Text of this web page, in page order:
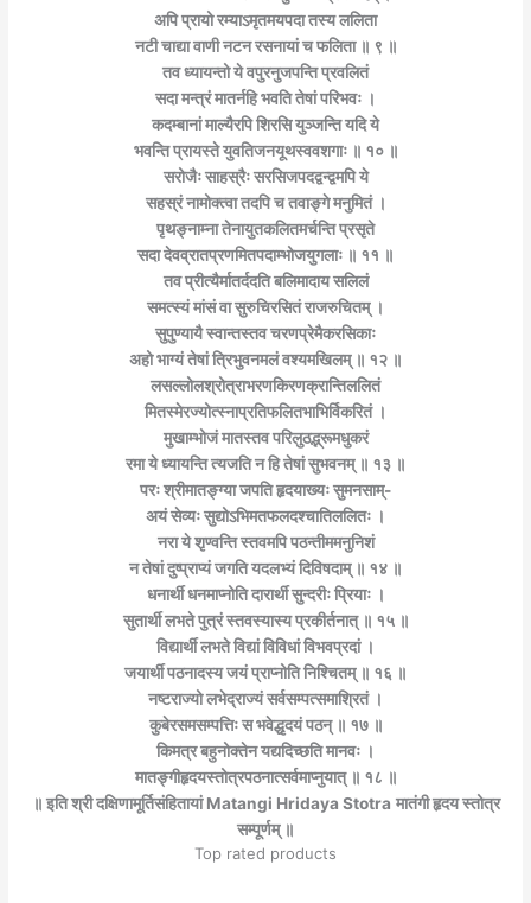
अपि प्रायो रम्याऽमृतमयपदा तस्य ललिता
नटी चाद्या वाणी नटन रसनायां च फलिता ॥ ९ ॥
तव ध्यायन्तो ये वपुरनुजपन्ति प्रवलितं
सदा मन्त्रं मातर्नहि भवति तेषां परिभवः ।
कदम्बानां माल्यैरपि शिरसि युञ्जन्ति यदि ये
भवन्ति प्रायस्ते युवतिजनयूथस्ववशगाः ॥ १० ॥
सरोजैः साहस्रैः सरसिजपदद्वन्द्वमपि ये
सहस्रं नामोक्त्वा तदपि च तवाङ्गे मनुमितं ।
पृथङ्नाम्ना तेनायुतकलितमर्चन्ति प्रसृते
सदा देवव्रातप्रणमितपदाम्भोजयुगलाः ॥ ११ ॥
तव प्रीत्यैर्मातर्ददति बलिमादाय सलिलं
समत्स्यं मांसं वा सुरुचिरसितं राजरुचितम् ।
सुपुण्यायै स्वान्तस्तव चरणप्रेमैकरसिकाः
अहो भाग्यं तेषां त्रिभुवनमलं वश्यमखिलम् ॥ १२ ॥
लसल्लोलश्रोत्राभरणकिरणक्रान्तिललितं
मितस्मेरज्योत्स्नाप्रतिफलितभाभिर्विकरितं ।
मुखाम्भोजं मातस्तव परिलुठद्भ्रूमधुकरं
रमा ये ध्यायन्ति त्यजति न हि तेषां सुभवनम् ॥ १३ ॥
परः श्रीमातङ्ग्या जपति हृदयाख्यः सुमनसाम्-
अयं सेव्यः सुद्योऽभिमतफलदश्चातिललितः ।
नरा ये शृण्वन्ति स्तवमपि पठन्तीममनुनिशं
न तेषां दुष्प्राप्यं जगति यदलभ्यं दिविषदाम् ॥ १४ ॥
धनार्थी धनमाप्नोति दारार्थी सुन्दरीः प्रियाः ।
सुतार्थी लभते पुत्रं स्तवस्यास्य प्रकीर्तनात् ॥ १५ ॥
विद्यार्थी लभते विद्यां विविधां विभवप्रदां ।
जयार्थी पठनादस्य जयं प्राप्नोति निश्चितम् ॥ १६ ॥
नष्टराज्यो लभेद्राज्यं सर्वसम्पत्समाश्रितं ।
कुबेरसमसम्पत्तिः स भवेद्धृदयं पठन् ॥ १७ ॥
किमत्र बहुनोक्तेन यद्यदिच्छति मानवः ।
मातङ्गीहृदयस्तोत्रपठनात्सर्वमाप्नुयात् ॥ १८ ॥
॥ इति श्री दक्षिणामूर्तिसंहितायां Matangi Hridaya Stotra मातंगी हृदय स्तोत्र
सम्पूर्णम् ॥
Top rated products